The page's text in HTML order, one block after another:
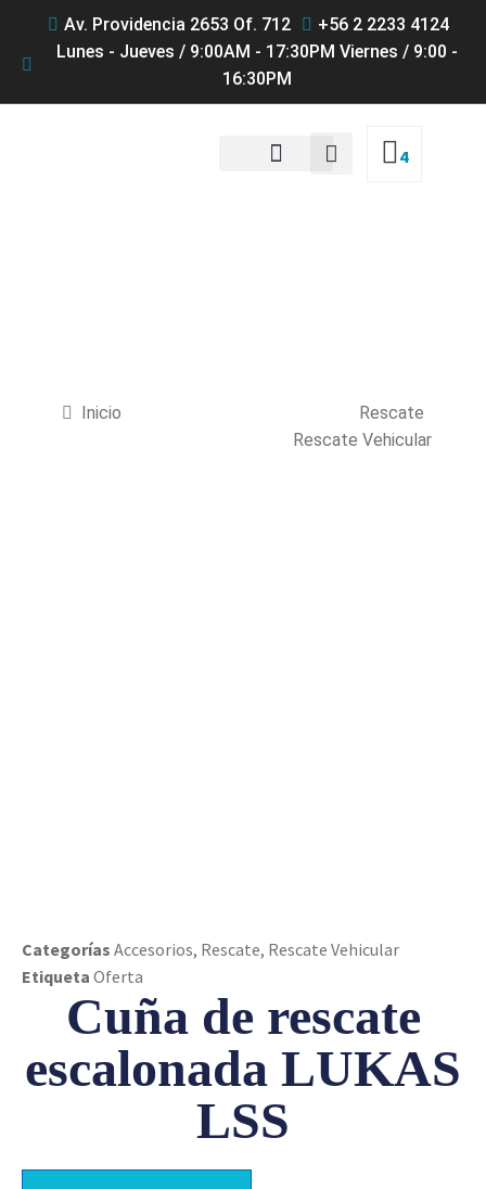
Av. Providencia 2653 Of. 712
+56 2 2233 4124
Lunes - Jueves / 9:00AM - 17:30PM Viernes / 9:00 -
16:30PM
4
Inicio
Rescate
Rescate Vehicular
Categorías Accesorios, Rescate, Rescate Vehicular
Etiqueta Oferta
Cuña de rescate
escalonada LUKAS
LSS